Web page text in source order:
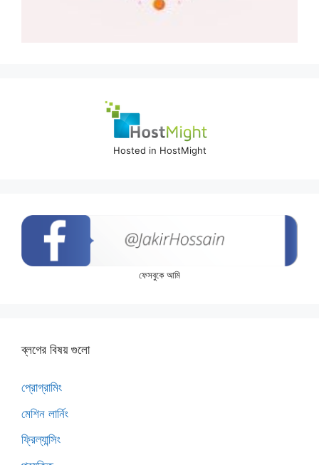
Hosted in HostMight
ফেসবুকে আমি
ব্লগের বিষয় গুলো
প্রোগ্রামিং
মেশিন লার্নিং
ফ্রিল্যান্সিং